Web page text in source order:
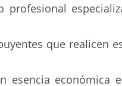
profesional
que realicen
esencia económica